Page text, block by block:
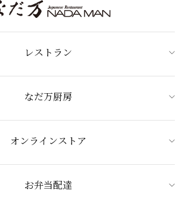
レストラン
なだ万厨房
オンラインストア
お弁当配達